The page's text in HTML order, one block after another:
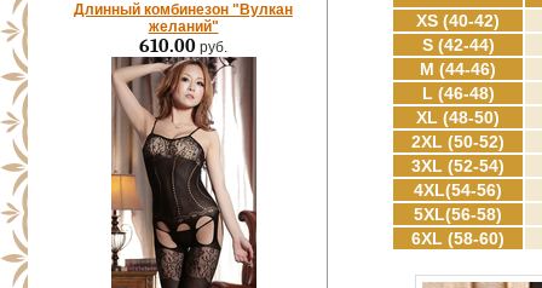
Длинный комбинезон "Вулкан
желаний"
610.00 руб.
XS (40-42)
S (42-44)
M (44-46)
L (46-48)
XL (48-50)
2XL (50-52)
3XL (52-54)
4XL(54-56)
5XL(56-58)
6XL (58-60)